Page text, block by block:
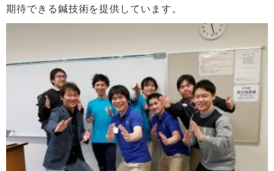
期待できる鍼技術を提供しています。